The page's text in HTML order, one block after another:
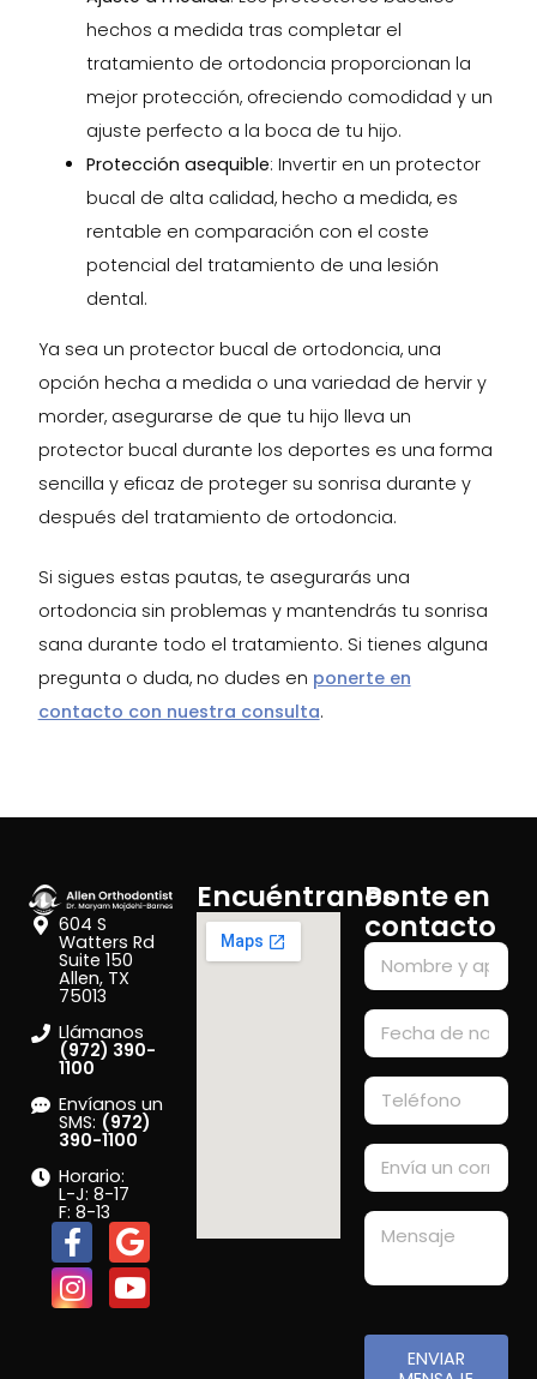
hechos a medida tras completar el
tratamiento de ortodoncia proporcionan la
mejor protección, ofreciendo comodidad y un
ajuste perfecto a la boca de tu hijo.
Protección asequible: Invertir en un protector
bucal de alta calidad, hecho a medida, es
rentable en comparación con el coste
potencial del tratamiento de una lesión
dental.
Ya sea un protector bucal de ortodoncia, una
opción hecha a medida o una variedad de hervir y
morder, asegurarse de que tu hijo lleva un
protector bucal durante los deportes es una forma
sencilla y eficaz de proteger su sonrisa durante y
después del tratamiento de ortodoncia.
Si sigues estas pautas, te asegurarás una
ortodoncia sin problemas y mantendrás tu sonrisa
sana durante todo el tratamiento. Si tienes alguna
pregunta o duda, no dudes en ponerte en
contacto con nuestra consulta.
604 S
Watters Rd
Suite 150
Allen, TX
75013
Llámanos
(972) 390-
1100
Envíanos un
SMS: (972)
390-1100
Horario:
L-J: 8-17
F: 8-13
EncuéntranosPonte en
contacto
ENVIAR